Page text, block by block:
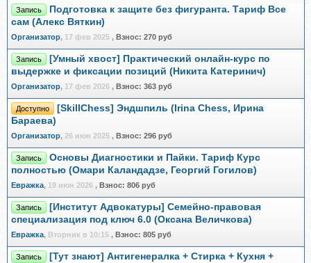
Запись
Подготовка к защите без фигуранта. Тариф Все
сам (Алекс Вяткин)
Организатор, 17 фев 2025 , Взнос: 270 руб
Запись
[Умный хвост] Практический онлайн-курс по
выдержке и фиксации позиций (Никита Катеринич)
Организатор, 17 фев 2026 , Взнос: 363 руб
Доступно
[SkillChess] Эндшпиль (Irina Chess, Ирина
Бараева)
Организатор, 26 июн 2025 , Взнос: 296 руб
Запись
Основы Диагностики и Пайки. Тариф Курс
полностью (Омари Каландадзе, Георгий Гогилов)
Евражкa, 19 июн 2026 , Взнос: 806 руб
Запись
[Институт Адвокатуры] Семейно-правовая
специализация под ключ 6.0 (Оксана Величкова)
Евражкa, Вторник в 10:15 , Взнос: 805 руб
Запись
[Тут знают] Антигенералка + Стирка + Кухня +